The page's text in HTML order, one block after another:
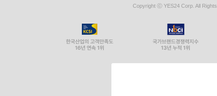
Copyright ⓒ YES24 Corp. All